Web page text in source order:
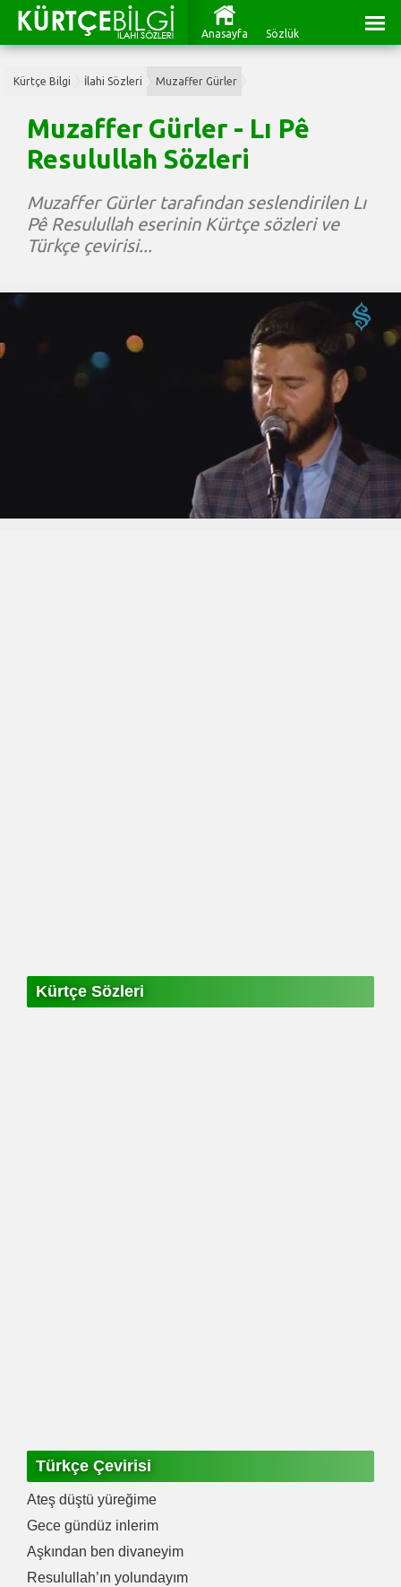
Anasayfa Sözlük
Kürtçe Bilgi İlahi Sözleri Muzaffer Gürler
Muzaffer Gürler - Lı Pê
Resulullah Sözleri
Muzaffer Gürler tarafından seslendirilen Lı
Pê Resulullah eserinin Kürtçe sözleri ve
Türkçe çevirisi...
Kürtçe Sözleri
Türkçe Çevirisi
Ateş düştü yüreğime
Gece gündüz inlerim
Aşkından ben divaneyim
Resulullah’ın yolundayım